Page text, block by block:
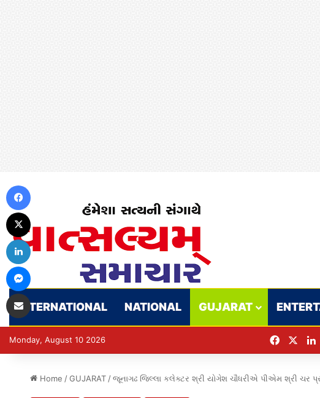
INTERNATIONAL NATIONAL GUJARAT
Monday, August 10 2026 Facebook
Home / GUJARAT / જૂનાગઢ જિલ્લા કલેક્ટર શ્રી યોગેશ ચૌધરીએ પીએમ શ્રી ચર
LinkedIn